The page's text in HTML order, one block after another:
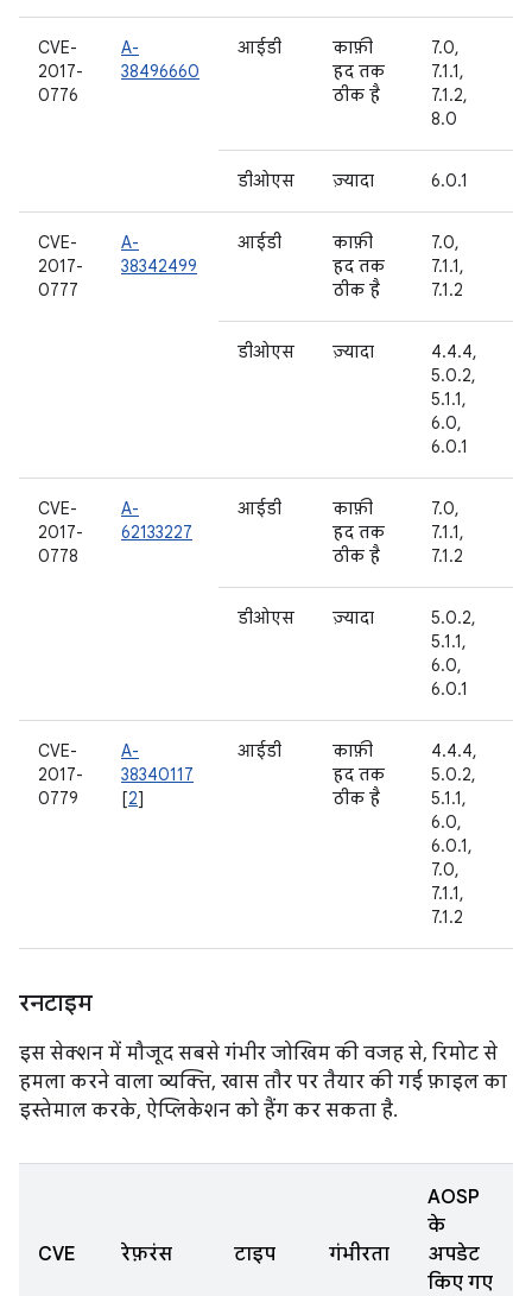
CVE-
2017-
0776
A-
38496660
आईडी
काफ़ी
हद तक
ठीक है
7.0,
7.1.1,
7.1.2,
8.0
डीओएस ज़्यादा 6.0.1
CVE-
2017-
0777
A-
38342499
आईडी
काफ़ी
हद तक
ठीक है
7.0,
7.1.1,
7.1.2
डीओएस ज़्यादा
4.4.4,
5.0.2,
5.1.1,
6.0,
6.0.1
CVE-
2017-
0778
A-
62133227
आईडी
काफ़ी
हद तक
ठीक है
7.0,
7.1.1,
7.1.2
डीओएस ज़्यादा
5.0.2,
5.1.1,
6.0,
6.0.1
CVE-
2017-
0779
A-
38340117
[2]
आईडी
काफ़ी
हद तक
ठीक है
4.4.4,
5.0.2,
5.1.1,
6.0,
6.0.1,
7.0,
7.1.1,
7.1.2
रनटाइम
इस सेक्शन में मौजूद सबसे गंभीर जोखिम की वजह से, रिमोट से
हमला करने वाला व्यक्ति, खास तौर पर तैयार की गई फ़ाइल का
इस्तेमाल करके, ऐप्लिकेशन को हैंग कर सकता है.
CVE रेफ़रंस टाइप गंभीरता
AOSP
के
अपडेट
किए गए